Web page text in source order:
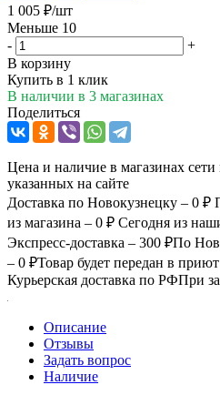
1 005 ₽/шт
Меньше 10
-
+
В корзину
Купить в 1 клик
В наличии в 3 магазинах
Поделиться
Цена и наличие в магазинах сети
указанных на сайте
Доставка по Новокузнецку – 0 ₽
из магазина – 0 ₽ Сегодня из
Экспресс-доставка – 300 ₽По
– 0 ₽Товар будет передан в приют
Курьерская доставка по РФПри
Описание
Отзывы
Задать вопрос
Наличие